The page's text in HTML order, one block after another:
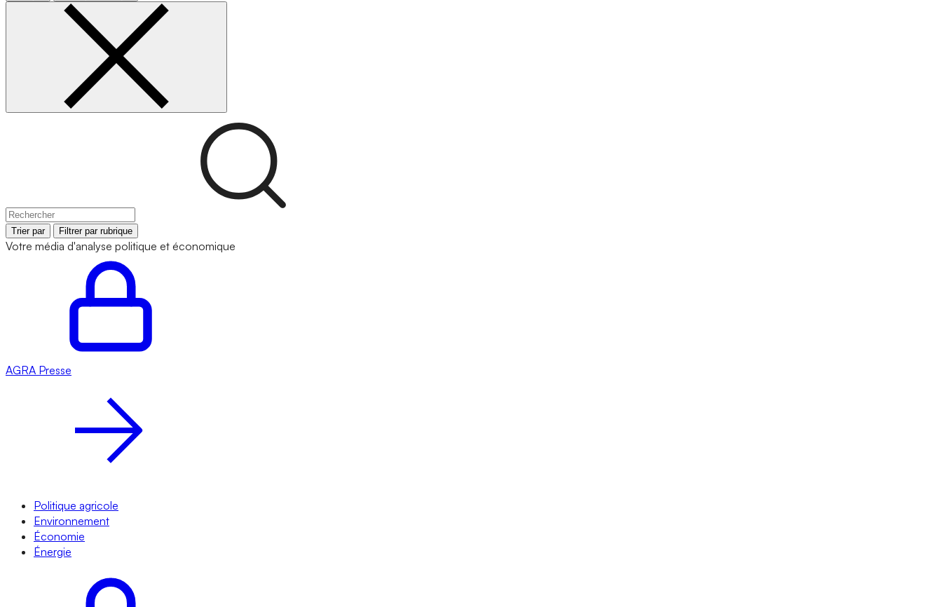
Trier par Filtrer par rubrique
Votre média d'analyse politique et économique
AGRA Presse
Politique agricole
Environnement
Économie
Énergie